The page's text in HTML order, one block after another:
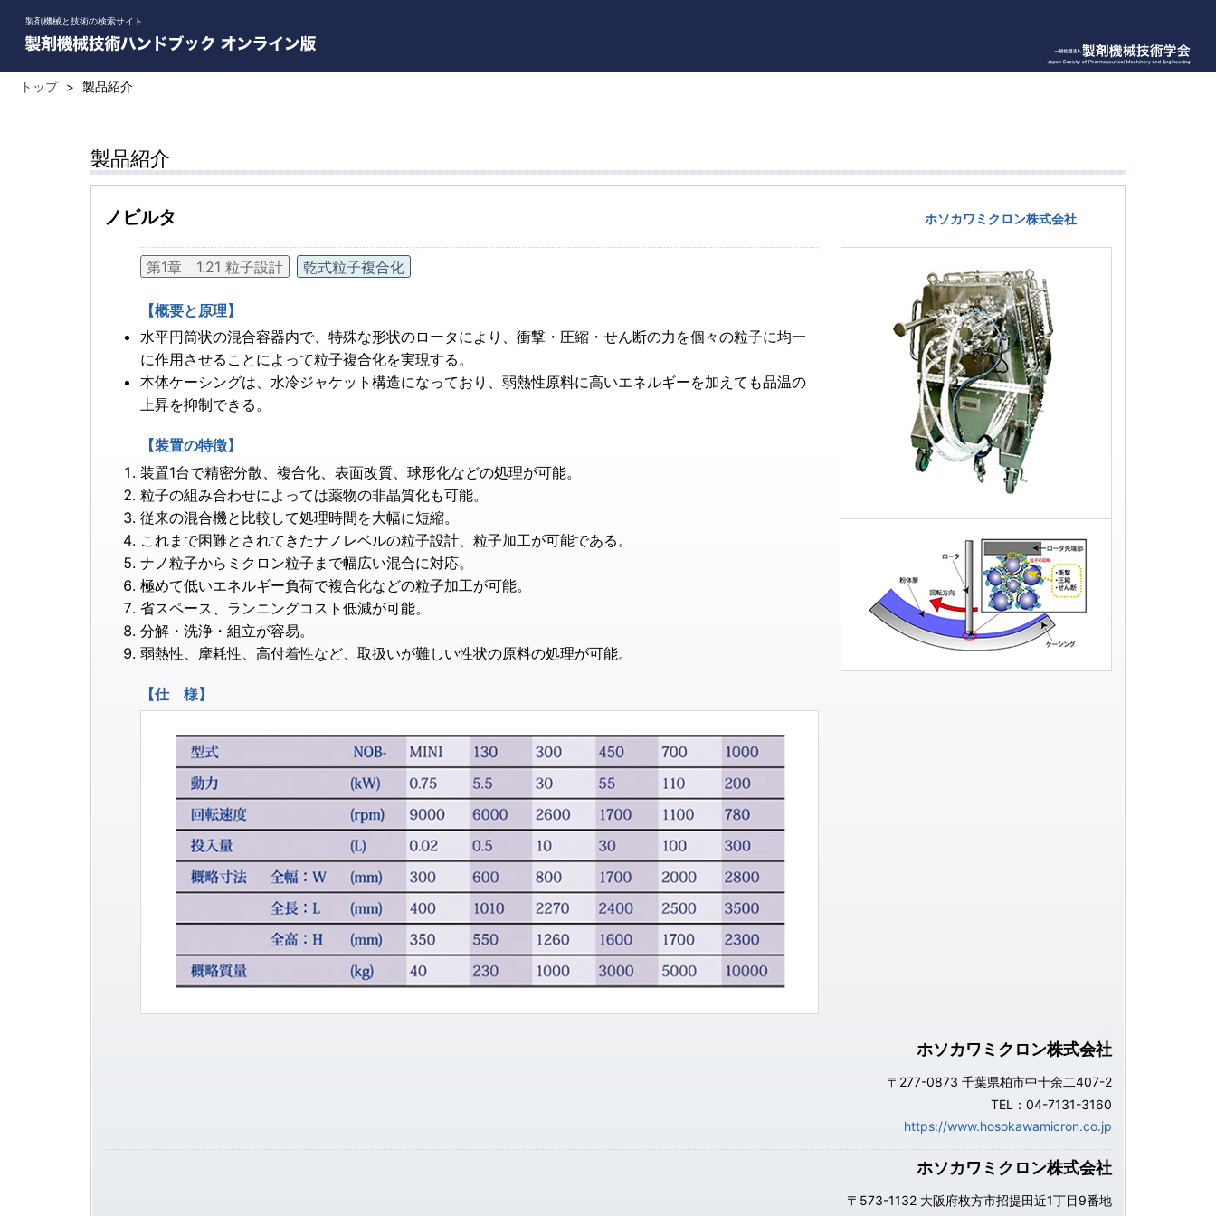
製剤機械と技術の検索サイト
トップ > 製品紹介
製品紹介
ノビルタ ホソカワミクロン株式会社
第1章 1.21 粒子設計 乾式粒子複合化
【概要と原理】
水平円筒状の混合容器内で、特殊な形状のロータにより、衝撃・圧縮・せん断の力を個々の粒子に均一
に作用させることによって粒子複合化を実現する。
本体ケーシングは、水冷ジャケット構造になっており、弱熱性原料に高いエネルギーを加えても品温の
上昇を抑制できる。
【装置の特徴】
装置1台で精密分散、複合化、表面改質、球形化などの処理が可能。
粒子の組み合わせによっては薬物の非晶質化も可能。
従来の混合機と比較して処理時間を大幅に短縮。
これまで困難とされてきたナノレベルの粒子設計、粒子加工が可能である。
ナノ粒子からミクロン粒子まで幅広い混合に対応。
極めて低いエネルギー負荷で複合化などの粒子加工が可能。
省スペース、ランニングコスト低減が可能。
分解・洗浄・組立が容易。
弱熱性、摩耗性、高付着性など、取扱いが難しい性状の原料の処理が可能。
【仕 様】
ホソカワミクロン株式会社
〒277-0873 千葉県柏市中十余二407-2
TEL：04-7131-3160
https://www.hosokawamicron.co.jp
ホソカワミクロン株式会社
〒573-1132 大阪府枚方市招提田近1丁目9番地